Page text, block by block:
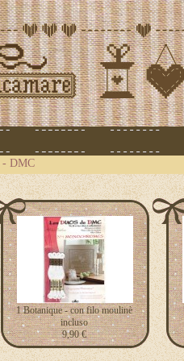
- DMC
1 Botanique - con filo moulinè
incluso
9,90 €